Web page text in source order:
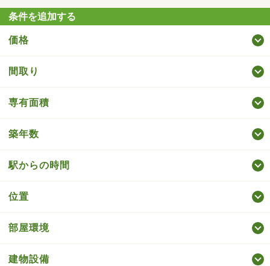
条件を追加する
価格
間取り
専有面積
築年数
駅からの時間
位置
部屋環境
建物設備